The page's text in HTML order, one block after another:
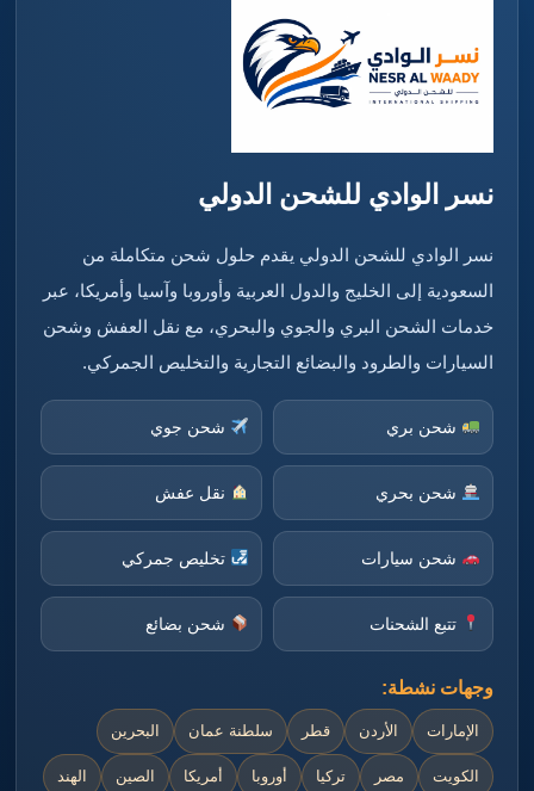
نسر الوادي للشحن الدولي
نسر الوادي للشحن الدولي يقدم حلول شحن متكاملة من
السعودية إلى الخليج والدول العربية وأوروبا وآسيا وأمريكا، عبر
خدمات الشحن البري والجوي والبحري، مع نقل العفش وشحن
السيارات والطرود والبضائع التجارية والتخليص الجمركي.
شحن بري شحن جوي
شحن بحري نقل عفش
شحن سيارات تخليص جمركي
تتبع الشحنات شحن بضائع
وجهات نشطة:
الإمارات الأردن قطر سلطنة عمان البحرين
الكويت مصر تركيا أوروبا أمريكا الصين الهند